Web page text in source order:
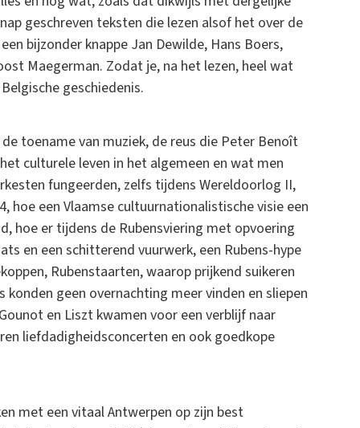
geschreven teksten die lezen alsof het over de
bijzonder knappe Jan Dewilde, Hans Boers,
Maegerman. Zodat je, na het lezen, heel wat
geschiedenis.
toename van muziek, de reus die Peter Benoît
culturele leven in het algemeen en wat men
fungeerden, zelfs tijdens Wereldoorlog II,
hoe een Vlaamse cultuurnationalistische visie een
hoe er tijdens de Rubensviering met opvoering
en een schitterend vuurwerk, een Rubens-hype
Rubenstaarten, waarop prijkend suikeren
geen overnachting meer vinden en sliepen
en Liszt kwamen voor een verblijf naar
liefdadigheidsconcerten en ook goedkope
met een vitaal Antwerpen op zijn best